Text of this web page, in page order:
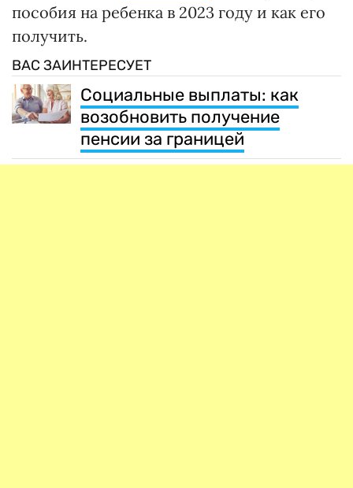
пособия на ребенка в 2023 году и как его
получить.
ВАС ЗАИНТЕРЕСУЕТ
Социальные выплаты: как
возобновить получение
пенсии за границей